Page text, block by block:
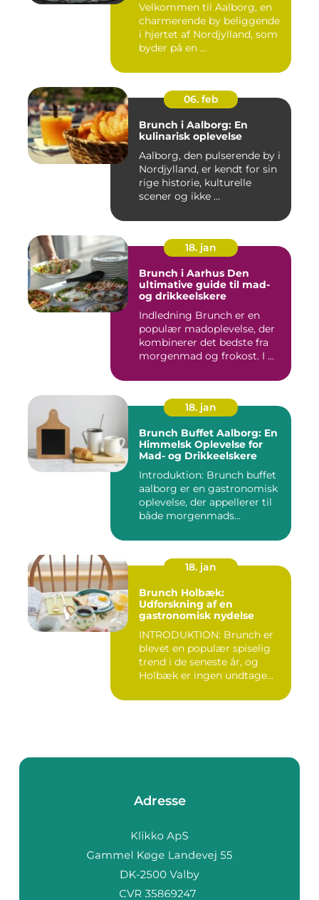
Velkommen til Aalborg, en
charmerende by beliggende
i hjertet af Nordjylland, som
byder på en ...
06. feb
Brunch i Aalborg: En
kulinarisk oplevelse
Aalborg, den pulserende by i
Nordjylland, er kendt for sin
rige historie, kulturelle
scener og ikke ...
18. jan
Brunch i Aarhus Den
ultimative guide til mad-
og drikkeelskere
Indledning Brunch er en
populær madoplevelse, der
kombinerer det bedste fra
morgenmad og frokost. I ...
18. jan
Brunch Buffet Aalborg: En
Himmelsk Oplevelse for
Mad- og Drikkeelskere
Introduktion: Brunch buffet
aalborg er en gastronomisk
oplevelse, der appellerer til
både morgenmads...
18. jan
Brunch Holbæk:
Udforskning af en
gastronomisk nydelse
INTRODUKTION: Brunch er
blevet en populær spiselig
trend i de seneste år, og
Holbæk er ingen undtage...
Adresse